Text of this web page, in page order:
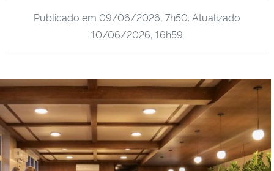
Ministério do Meio Ambiente
Ministério do Turismo
Ministério do Desenvolvimento Regional
Controladoria-Geral da União
Ministério da Mulher, da Família e dos Direitos Humanos
Publicado em 09/06/2026, 7h50. Atualizado
10/06/2026, 16h59